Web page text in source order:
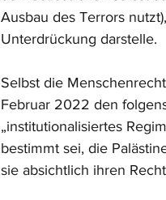
Ausbau des Terrors
Unterdrückung darstelle.
Selbst die
Februar 2022 den
„institutionalisiertes
bestimmt sei, die
sie absichtlich ihren